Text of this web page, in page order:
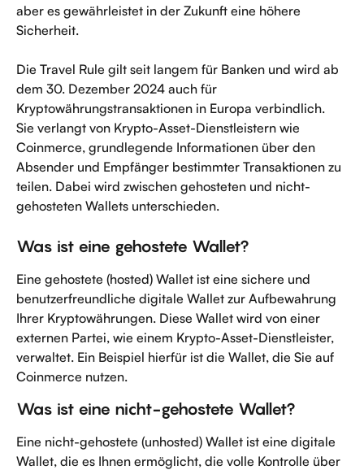
aber es gewährleistet in der Zukunft eine höhere
Sicherheit.
Die Travel Rule gilt seit langem für Banken und wird ab
dem 30. Dezember 2024 auch für
Kryptowährungstransaktionen in Europa verbindlich.
Sie verlangt von Krypto-Asset-Dienstleistern wie
Coinmerce, grundlegende Informationen über den
Absender und Empfänger bestimmter Transaktionen zu
teilen. Dabei wird zwischen gehosteten und nicht-
gehosteten Wallets unterschieden.
Was ist eine gehostete Wallet?
Eine gehostete (hosted) Wallet ist eine sichere und
benutzerfreundliche digitale Wallet zur Aufbewahrung
Ihrer Kryptowährungen. Diese Wallet wird von einer
externen Partei, wie einem Krypto-Asset-Dienstleister,
verwaltet. Ein Beispiel hierfür ist die Wallet, die Sie auf
Coinmerce nutzen.
Was ist eine nicht-gehostete Wallet?
Eine nicht-gehostete (unhosted) Wallet ist eine digitale
Wallet, die es Ihnen ermöglicht, die volle Kontrolle über